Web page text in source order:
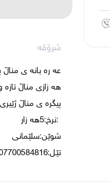
شرۆڤە
:نرخ:5هه زار
شوێن:سلێمانی
تێل:07700584816